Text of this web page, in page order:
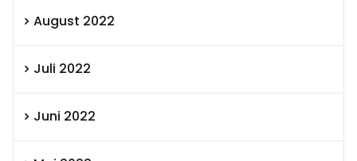
August 2022
Juli 2022
Juni 2022